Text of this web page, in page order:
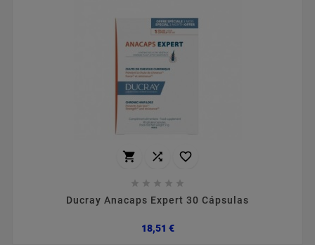
  
    
Ducray Anacaps Expert 30 Cápsulas
18,51 €Preço